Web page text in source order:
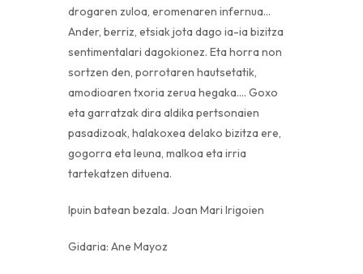
drogaren zuloa, eromenaren infernua…
Ander, berriz, etsiak jota dago ia-ia bizitza
sentimentalari dagokionez. Eta horra non
sortzen den, porrotaren hautsetatik,
amodioaren txoria zerua hegaka…. Goxo
eta garratzak dira aldika pertsonaien
pasadizoak, halakoxea delako bizitza ere,
gogorra eta leuna, malkoa eta irria
tartekatzen dituena.
Ipuin batean bezala. Joan Mari Irigoien
Gidaria: Ane Mayoz